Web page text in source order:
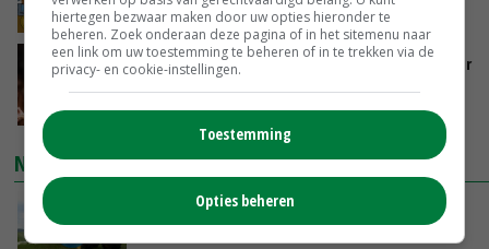
08-08-2026
Vlaamse varkensstapel krimpt, pluimveesector
groeit door schaalvergroting
08-08-2026
NIEUWSTE VIDEO'S
POAH!: John Deere 7730
hiertegen bezwaar maken door uw opties hieronder te
beheren. Zoek onderaan deze pagina of in het sitemenu naar
een link om uw toestemming te beheren of in te trekken via de
privacy- en cookie-instellingen.
Toestemming
Opties beheren